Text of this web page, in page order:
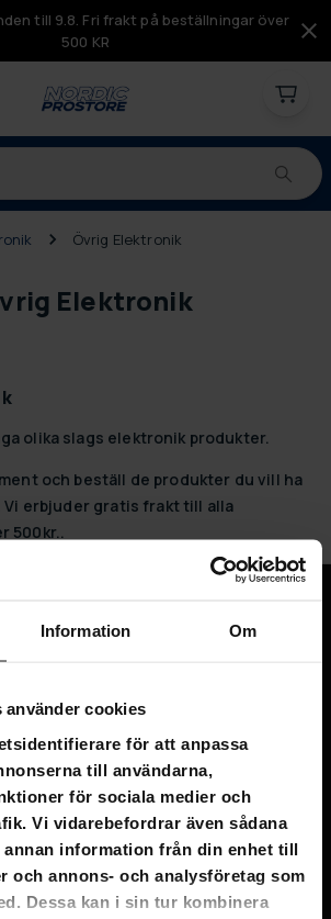
Information Om
använder cookies
för att anpassa
till användarna,
för sociala medier och
Vi vidarebefordrar även sådana
information från din enhet till
och annons- och analysföretag som
Dessa kan i sin tur kombinera
till 9.8. Fri frakt på beställningar över
500 KR
Övrig Elektronik
Elektronik
olika slags elektronik produkter.
och beställ de produkter du vill ha
erbjuder gratis frakt till alla
500kr..